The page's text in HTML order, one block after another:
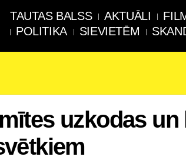
TAUTAS BALSS AKTUĀLI
POLITIKA
SIEVIETĒM
uzkodas un